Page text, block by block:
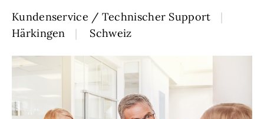
Kundenservice / Technischer Support
Härkingen
Schweiz